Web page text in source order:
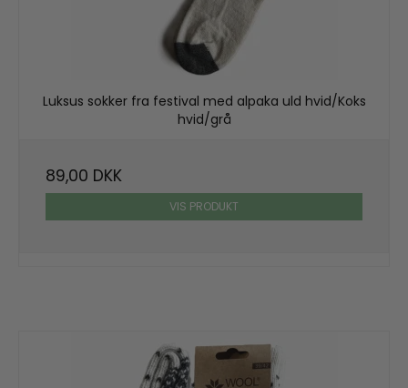
Luksus sokker fra festival med alpaka uld hvid/Koks
hvid/grå
89,00 DKK
VIS PRODUKT